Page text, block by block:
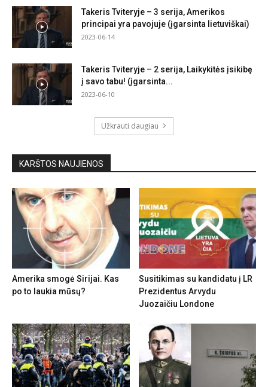
Takeris Tviteryje – 3 serija, Amerikos
principai yra pavojuje (įgarsinta lietuviškai)
2023-06-14
Takeris Tviteryje – 2 serija, Laikykitės įsikibę
į savo tabu! (įgarsinta...
2023-06-10
Užkrauti daugiau
KARŠTOS NAUJIENOS
Amerika smogė Sirijai. Kas
po to laukia mūsų?
Susitikimas su kandidatu į LR
Prezidentus Arvydu
Juozaičiu Londone